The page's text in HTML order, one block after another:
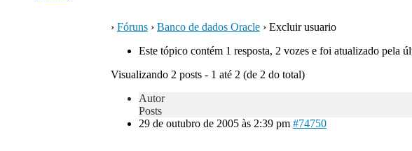
› Fóruns › Banco de dados Oracle › Excluir usuario
Este tópico contém 1 resposta, 2 vozes e foi atualizado pela
Visualizando 2 posts - 1 até 2 (de 2 do total)
Autor
Posts
29 de outubro de 2005 às 2:39 pm #74750